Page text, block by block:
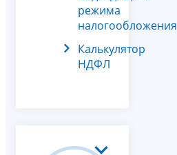
режима
налогообложения
Калькулятор
НДФЛ